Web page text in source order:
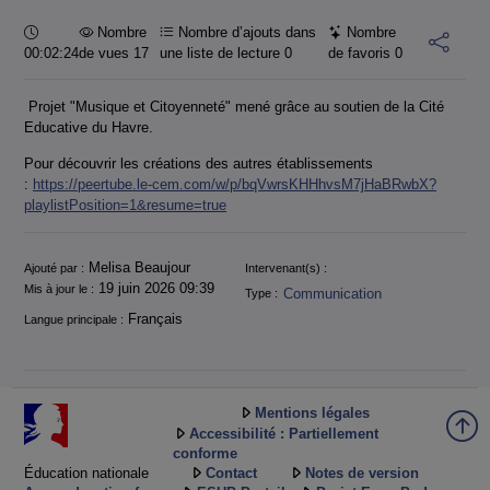
Durée :
00:02:24
Nombre
de vues 17
Nombre d’ajouts dans
une liste de lecture0
Nombre
de favoris 0
Projet "Musique et Citoyenneté" mené grâce au soutien de la Cité
Educative du Havre.
Pour découvrir les créations des autres établissements
: https://peertube.le-cem.com/w/p/bqVwrsKHHhvsM7jHaBRwbX?
playlistPosition=1&resume=true
Informations
Ajouté par : Melisa Beaujour
Intervenant(s) :
Mis à jour le : 19 juin 2026 09:39 Type : Communication
Langue principale : Français
Éducation nationale
Mentions légales
Accessibilité : Partiellement
conforme
Contact
Notes de version